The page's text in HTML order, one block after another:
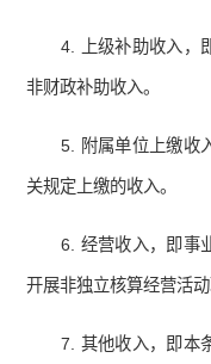
4. 上级补助收入，
非财政补助收入。
5. 附属单位上缴收
关规定上缴的收入。
6. 经营收入，即事
开展非独立核算经营活动
7. 其他收入，即本